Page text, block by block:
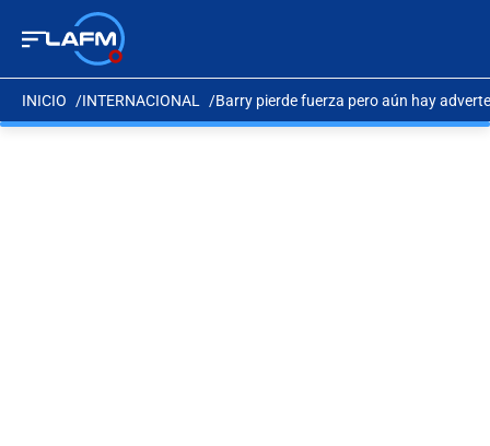
INICIO INTERNACIONAL Barry pierde fuerza pero aún hay